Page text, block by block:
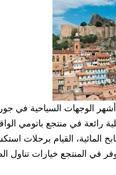
الوجهات السياحية في
رائعة في منتجع باتومي
المائية، القيام برحلات
في المنتجع خيارات